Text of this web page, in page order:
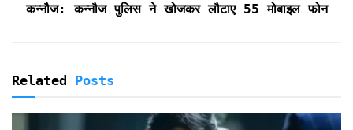
कन्नौज: कन्नौज पुलिस ने खोजकर लौटाए 55 मोबाइल फोन
Related Posts